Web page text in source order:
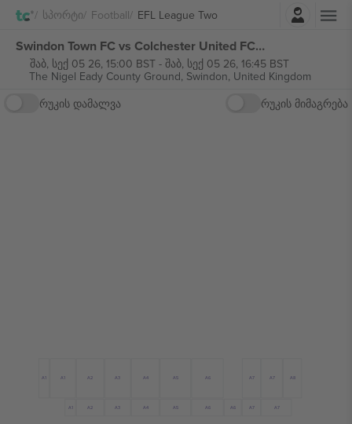
Სპორტი Football EFL League Twoშესვლა
Swindon Town FC vs Colchester United FC EFL League Two ბილეთი
შაბ, სექ 05 26, 15:00 BST- შაბ, სექ 05 26, 16:45 BST
The Nigel Eady County Ground, Swindon, United Kingdom
რუკის დამალვა
რუკის მიმაგრება
A1 A2 A3 A4 A5 A6 A6 A7 A7
A1 A1 A2 A3 A4 A5 A6 A7 A7 A8